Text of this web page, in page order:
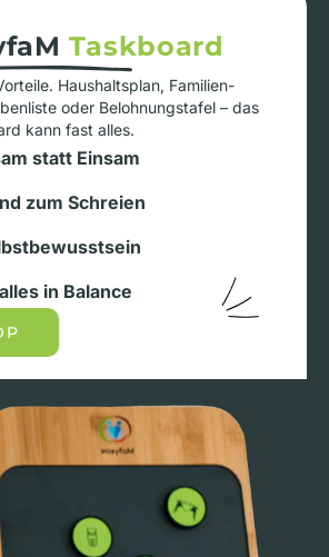
Taskboard
Haushaltsplan, Familien-
oder Belohnungstafel – das
kann fast alles.
statt Einsam
zum Schreien
in Balance